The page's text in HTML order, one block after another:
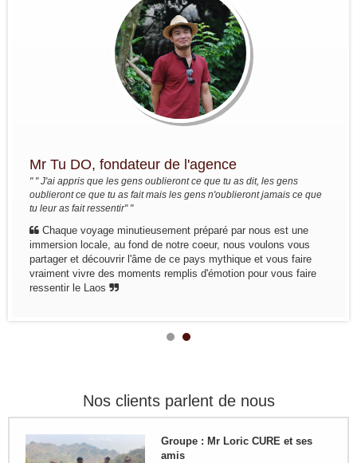
Mr Tu DO, fondateur de l'agence
" " J'ai appris que les gens oublieront ce que tu as dit, les gens
oublieront ce que tu as fait mais les gens n'oublieront jamais ce que
tu leur as fait ressentir" "
Chaque voyage minutieusement préparé par nous est une
immersion locale, au fond de notre coeur, nous voulons vous
partager et découvrir l'âme de ce pays mythique et vous faire
vraiment vivre des moments remplis d'émotion pour vous faire
ressentir le Laos
Nos clients parlent de nous
Groupe: VAL DE LOIRE
7personnes
Circuit sur mesure à la découverte
du haut Tonkin du 3 nov au 16 nov
2022: Hanoi - Bac Ha - Marché Can
Cau - Thong Nguyen - Hoang Su Phi
- Ha Giang - Nam Dam -...
Groupe: VAR VIETNAM PASSION
2022: Marseille - Hanoi - Croisière
dans la baie de Lan Ha - Marché
ethnique Bac Ha - Thong Nguyen (
Groupe: SOURIONS A LA VIE ( 17
personnes)
Circuit à la carte pour le groupe
SOURIONS A LA VIE du 16
Remerciement de la famille
Groupe : Mr Loric CURE et ses
amis